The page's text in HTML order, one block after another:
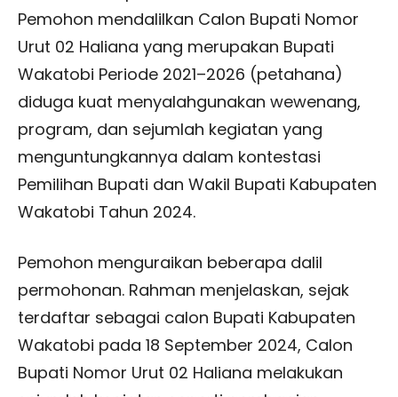
Pemohon mendalilkan Calon Bupati Nomor
Urut 02 Haliana yang merupakan Bupati
Wakatobi Periode 2021–2026 (petahana)
diduga kuat menyalahgunakan wewenang,
program, dan sejumlah kegiatan yang
menguntungkannya dalam kontestasi
Pemilihan Bupati dan Wakil Bupati Kabupaten
Wakatobi Tahun 2024.
Pemohon menguraikan beberapa dalil
permohonan. Rahman menjelaskan, sejak
terdaftar sebagai calon Bupati Kabupaten
Wakatobi pada 18 September 2024, Calon
Bupati Nomor Urut 02 Haliana melakukan